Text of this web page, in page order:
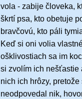
vola - zabije človeka,
škrtí psa, kto obetuje
bravčovú, kto páli
Keď si oni volia
ošklivostiach sa im
si zvolím ich nešťastie
nich ich hrôzy,
neodpovedal nik,